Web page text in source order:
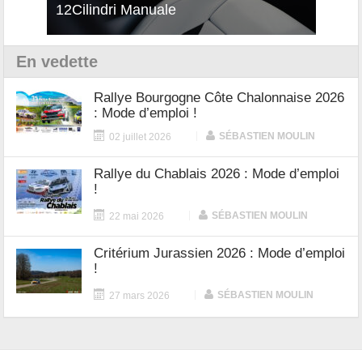
12Cilindri Manuale
En vedette
Rallye Bourgogne Côte Chalonnaise 2026
: Mode d’emploi !
02 juillet 2026 SÉBASTIEN MOULIN
Rallye du Chablais 2026 : Mode d’emploi
!
22 mai 2026 SÉBASTIEN MOULIN
Critérium Jurassien 2026 : Mode d’emploi
!
27 mars 2026 SÉBASTIEN MOULIN